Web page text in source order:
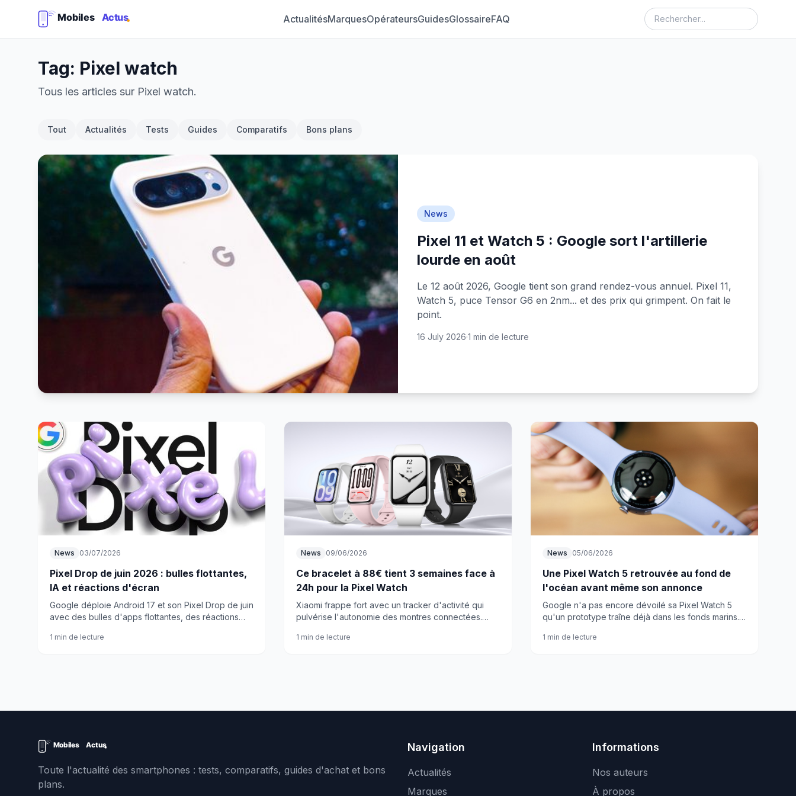
ActualitésMarquesOpérateursGuidesGlossaireFAQ
Tag: Pixel watch
Tous les articles sur Pixel watch.
Tout Actualités Tests Guides Comparatifs Bons plans
News
Pixel 11 et Watch 5 : Google sort l'artillerie
lourde en août
Le 12 août 2026, Google tient son grand rendez-vous annuel. Pixel 11,
Watch 5, puce Tensor G6 en 2nm... et des prix qui grimpent. On fait le
point.
16 July 2026·1 min de lecture
News 03/07/2026
Pixel Drop de juin 2026 : bulles flottantes,
IA et réactions d'écran
Google déploie Android 17 et son Pixel Drop de juin
avec des bulles d'apps flottantes, des réactions
qui change concrètement.
1 min de lecture
News 09/06/2026
Ce bracelet à 88€ tient 3 semaines face à
24h pour la Pixel Watch
Xiaomi frappe fort avec un tracker d'activité qui
pulvérise l'autonomie des montres connectées.
1 min de lecture
News 05/06/2026
Une Pixel Watch 5 retrouvée au fond de
l'océan avant même son annonce
Google n'a pas encore dévoilé sa Pixel Watch 5
qu'un prototype traîne déjà dans les fonds marins.
1 min de lecture
Toute l'actualité des smartphones : tests, comparatifs, guides d'achat et bons
plans.
Navigation
Actualités
Marques
Informations
Nos auteurs
À propos